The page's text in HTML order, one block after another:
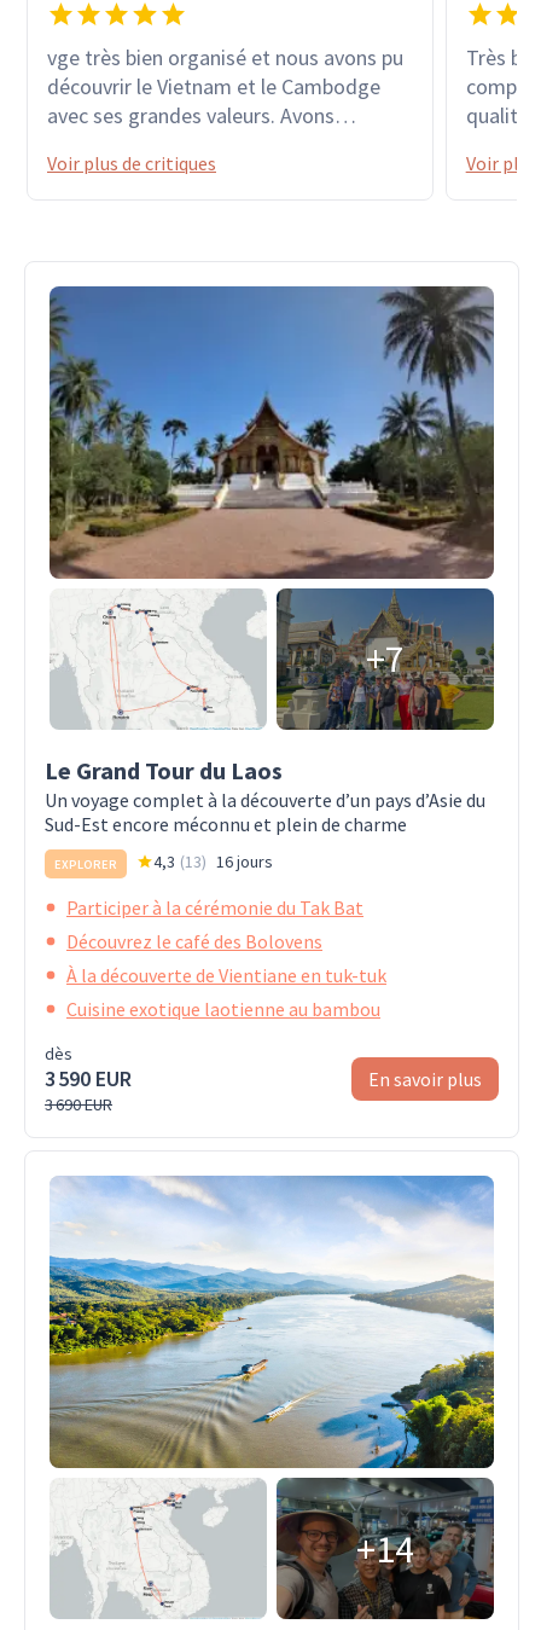
vge très bien organisé et nous avons pu
découvrir le Vietnam et le Cambodge
avec ses grandes valeurs. Avons
avec des moyens de locomotion divers :
train, moto, vélo, barque... sans oublier
merci à nos guides VAN & SAMDY pour
leur professionnalisme. Christiane &
André
Voir plus de critiques
Très
qualité
Voir
+7
Le Grand Tour du Laos
Un voyage complet à la découverte d’un pays d’Asie du
Sud-Est encore méconnu et plein de charme
EXPLORER 4,3 (13) 16 jours
Participer à la cérémonie du Tak Bat
Découvrez le café des Bolovens
À la découverte de Vientiane en tuk-tuk
Cuisine exotique laotienne au bambou
dès
3 590 EUR
3 690 EUR
En savoir plus
+14